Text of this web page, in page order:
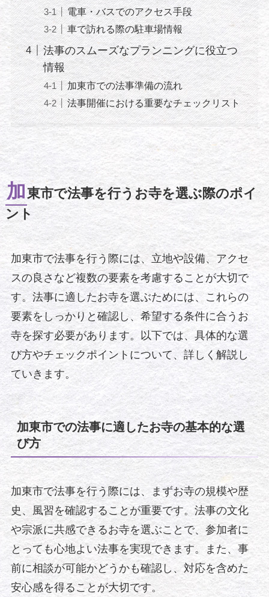
電車・バスでのアクセス手段
車で訪れる際の駐車場情報
法事のスムーズなプランニングに役立つ
情報
加東市での法事準備の流れ
法事開催における重要なチェックリスト
加東市で法事を行うお寺を選ぶ際のポイ
ント
加東市で法事を行う際には、立地や設備、アクセ
スの良さなど複数の要素を考慮することが大切で
す。法事に適したお寺を選ぶためには、これらの
要素をしっかりと確認し、希望する条件に合うお
寺を探す必要があります。以下では、具体的な選
び方やチェックポイントについて、詳しく解説し
ていきます。
加東市での法事に適したお寺の基本的な選
び方
加東市で法事を行う際には、まずお寺の規模や歴
史、風習を確認することが重要です。法事の文化
や宗派に共感できるお寺を選ぶことで、参加者に
とっても心地よい法事を実現できます。また、事
前に相談が可能かどうかも確認し、対応を含めた
安心感を得ることが大切です。